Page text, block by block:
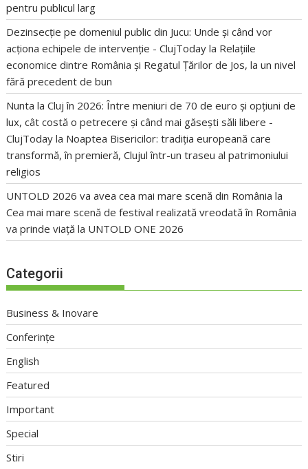
pentru publicul larg
Dezinsecție pe domeniul public din Jucu: Unde și când vor
acționa echipele de intervenție - ClujToday la Relațiile
economice dintre România și Regatul Țărilor de Jos, la un nivel
fără precedent de bun
Nunta la Cluj în 2026: Între meniuri de 70 de euro și opțiuni de
lux, cât costă o petrecere și când mai găsești săli libere -
ClujToday la Noaptea Bisericilor: tradiția europeană care
transformă, în premieră, Clujul într-un traseu al patrimoniului
religios
UNTOLD 2026 va avea cea mai mare scenă din România la
Cea mai mare scenă de festival realizată vreodată în România
va prinde viață la UNTOLD ONE 2026
Categorii
Business & Inovare
Conferințe
English
Featured
Important
Special
Stiri